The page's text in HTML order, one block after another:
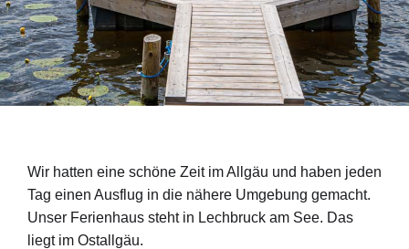
Wir hatten eine schöne Zeit im Allgäu und haben jeden
Tag einen Ausflug in die nähere Umgebung gemacht.
Unser Ferienhaus steht in Lechbruck am See. Das
liegt im Ostallgäu.